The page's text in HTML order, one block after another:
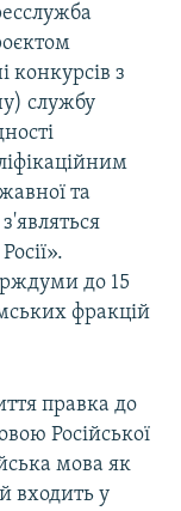
конкурсів з
службу
та
до 15
фракцій
правка до
Російської
мова як
входить у